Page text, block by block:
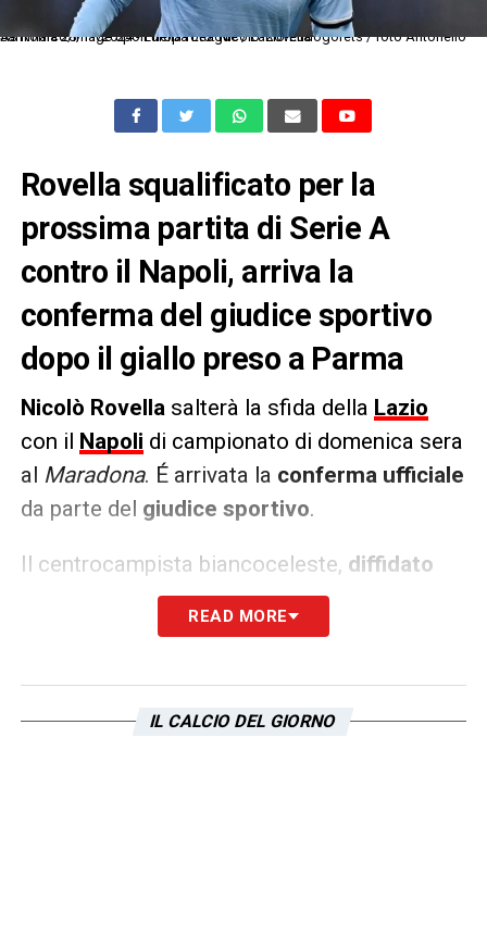
As Roma 28/11/2024 - Europa League / Lazio-Ludogorets / foto Antonello Sammarco/Image Sport nella foto: Nicolo' Rovella
Rovella squalificato per la
prossima partita di Serie A
contro il Napoli, arriva la
conferma del giudice sportivo
dopo il giallo preso a Parma
Nicolò Rovellasalterà la sfida della Lazio
con il Napoli di campionato di domenica sera
al Maradona. É arrivata la conferma ufficiale
da parte del giudice sportivo.
Il centrocampista biancoceleste, diffidato
nella sfida contro il Parma, ha infatti
rimediato un cartellino giallo nella trasferta
suo utilizzo in Coppa Italia, visto che dovrà
READ MORE
IL CALCIO DEL GIORNO